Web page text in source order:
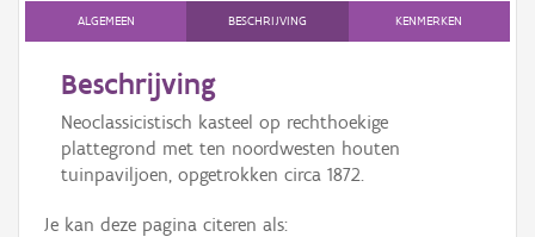
ALGEMEEN BESCHRIJVING KENMERKEN
Beschrijving
Neoclassicistisch kasteel op rechthoekige
plattegrond met ten noordwesten houten
tuinpaviljoen, opgetrokken circa 1872.
Je kan deze pagina citeren als: